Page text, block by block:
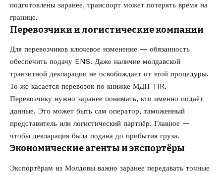
подготовлены заранее, транспорт может потерять время на
границе.
Перевозчики и логистические компании
Для перевозчиков ключевое изменение — обязанность
обеспечить подачу ENS. Даже наличие молдавской
транзитной декларации не освобождает от этой процедуры.
То же касается перевозок по книжке МДП TIR.
Перевозчику нужно заранее понимать, кто именно подаёт
данные. Это может быть сам оператор, таможенный
представитель или логистический партнёр. Главное —
чтобы декларация была подана до прибытия груза.
Экономические агенты и экспортёры
Экспортёрам из Молдовы важно заранее передавать точные